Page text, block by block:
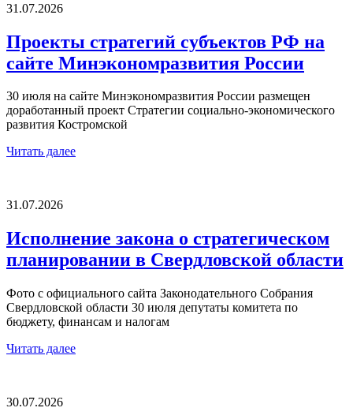
31.07.2026
Проекты стратегий субъектов РФ на
сайте Минэкономразвития России
30 июля на сайте Минэкономразвития России размещен
доработанный проект Стратегии социально-экономического
развития Костромской
Читать далее
31.07.2026
Исполнение закона о стратегическом
планировании в Свердловской области
Фото с официального сайта Законодательного Собрания
Свердловской области 30 июля депутаты комитета по
бюджету, финансам и налогам
Читать далее
30.07.2026